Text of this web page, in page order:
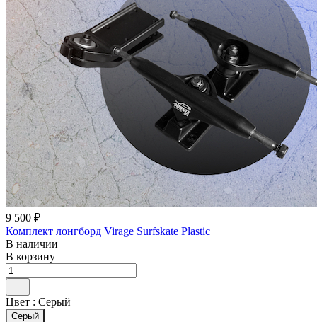
9 500 ₽
Комплект лонгборд Virage Surfskate Plastic
В наличии
В корзину
Цвет : Серый
Серый